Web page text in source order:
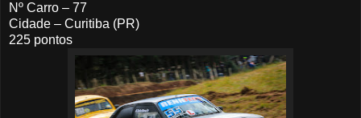
Nº Carro – 77
Cidade – Curitiba (PR)
225 pontos